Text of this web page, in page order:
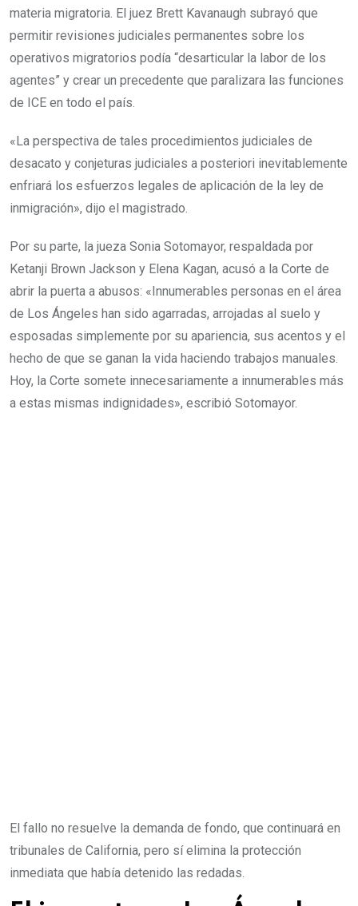
materia migratoria. El juez Brett Kavanaugh subrayó que
permitir revisiones judiciales permanentes sobre los
operativos migratorios podía “desarticular la labor de los
agentes” y crear un precedente que paralizara las funciones
de ICE en todo el país.
«La perspectiva de tales procedimientos judiciales de
desacato y conjeturas judiciales a posteriori inevitablemente
enfriará los esfuerzos legales de aplicación de la ley de
inmigración», dijo el magistrado.
Por su parte, la jueza Sonia Sotomayor, respaldada por
Ketanji Brown Jackson y Elena Kagan, acusó a la Corte de
abrir la puerta a abusos: «Innumerables personas en el área
de Los Ángeles han sido agarradas, arrojadas al suelo y
esposadas simplemente por su apariencia, sus acentos y el
hecho de que se ganan la vida haciendo trabajos manuales.
Hoy, la Corte somete innecesariamente a innumerables más
a estas mismas indignidades», escribió Sotomayor.
El fallo no resuelve la demanda de fondo, que continuará en
tribunales de California, pero sí elimina la protección
inmediata que había detenido las redadas.